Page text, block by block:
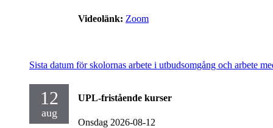
Videolänk: Zoom
Sista datum för skolornas arbete i utbudsomgång och arbete
12
aug
UPL-fristående kurser
Onsdag 2026-08-12